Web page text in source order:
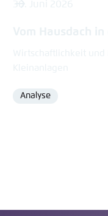
Format
Analyse